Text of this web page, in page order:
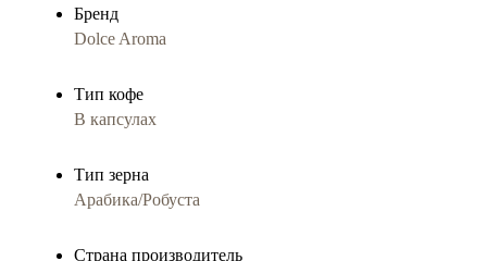
Бренд
Dolce Aroma
Тип кофе
В капсулах
Тип зерна
Арабика/Робуста
Страна производитель